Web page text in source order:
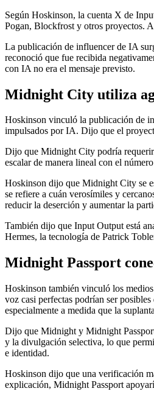
Según Hoskinson, la cuenta X de
Pogan, Blockfrost y otros proyectos.
La publicación de influencer de IA
reconoció que fue recibida
con IA no era el mensaje previsto.
Midnight City utiliza
Hoskinson vinculó la publicación de
impulsados por IA. Dijo que el
Dijo que Midnight City podría requerir
escalar de manera lineal con el
Hoskinson dijo que Midnight City se
se refiere a cuán verosímiles y
reducir la deserción y aumentar la
También dijo que Input Output está
Hermes, la tecnología de Patrick
Midnight Passport
Hoskinson también vinculó los
voz casi perfectas podrían ser
especialmente a medida que la
Dijo que Midnight y Midnight
y la divulgación selectiva, lo que
e identidad.
Hoskinson dijo que una verificación
explicación, Midnight Passport